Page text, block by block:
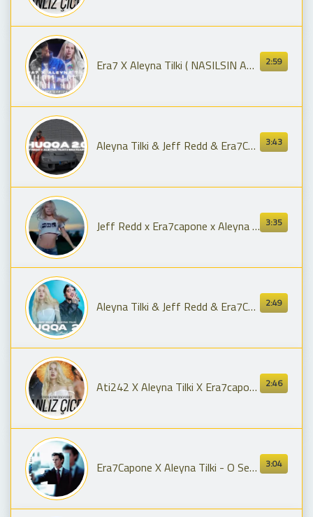
2:59
Era7 X Aleyna Tilki ( NASILSIN AŞKTA ? 2.0 ) | TİKTOK MİX | @Remix.lyrics808
3:43
Aleyna Tilki & Jeff Redd & Era7Capone - HUQQA 2.0 | Prod.SNOW & Yusuf Can Ölmez
3:35
Jeff Redd x Era7capone x Aleyna Tilki - Roman Havası 2.0
2:49
Aleyna Tilki & Jeff Redd & Era7Capone HUQQA 2.0 Prod;Yusuf Can Ölmez
2:46
Ati242 X Aleyna Tilki X Era7capone - Kavrulup Yanarım Ben Yine (Mix)
3:04
Era7Capone X Aleyna Tilki - O Sen Olsan Bari (Reverb)